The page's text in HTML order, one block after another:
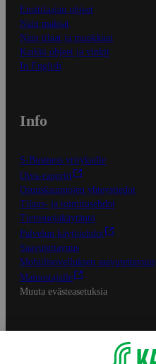
Ensitilaajan ohjeet
Näin maksat
Näin tilaat ja muokkaat
Kaikki ohjeet ja vinkit
In English
Info
S-Business yrityksille
Oiva-raportit
Osuuskauppojen yhteystiedot
Tilaus- ja toimitusehdot
Tietosuojakäytäntö
Palvelun käyttöehdot
Saavutettavuus
Mobiilisovelluksen saavutettavuus
Mainostajalle
Muuta evästeasetuksia
S-ryhmän palvelut